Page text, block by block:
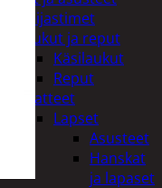
Heijastimet
Laukut ja reput
Käsilaukut
Reput
Vaatteet
Lapset
Asusteet
Hanskat
ja lapaset